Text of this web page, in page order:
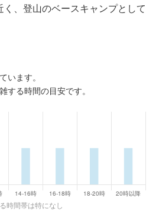
、登山のベースキャンプとして
います。
する時間の目安です。
時間帯は特になし